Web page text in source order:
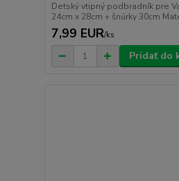
Detský vtipný podbradník pre
24cm x 28cm + šnúrky 30cm
7,99 EUR/ks
Pridať do